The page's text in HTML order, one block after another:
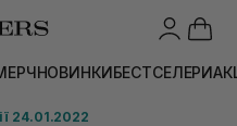
НОВИНКИБЕСТСЕЛЕРИ
24.01.2022